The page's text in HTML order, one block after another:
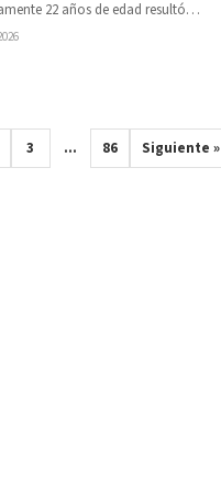
22 años de edad resultó
un impacto…
3 … 86 Siguiente »